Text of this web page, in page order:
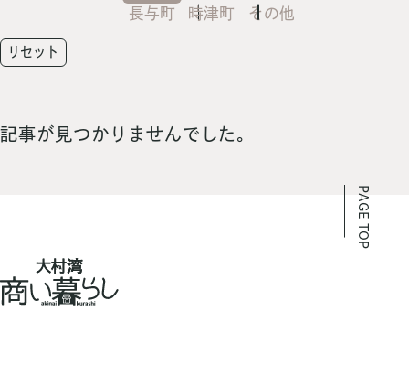
長与町
時津町 その他
リセット
記事が見つかりませんでした。
PAGE TOP